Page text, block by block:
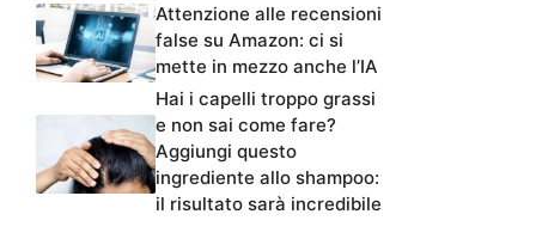
Attenzione alle recensioni
false su Amazon: ci si
mette in mezzo anche l’IA
Hai i capelli troppo grassi
e non sai come fare?
Aggiungi questo
ingrediente allo shampoo:
il risultato sarà incredibile